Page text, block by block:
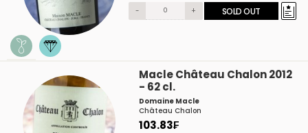
- + SOLD OUT
Macle Château Chalon 2012
- 62 cl.
Domaine Macle
Château Chalon
103.83₣